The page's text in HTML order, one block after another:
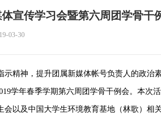
宣传学习会暨第六周团学骨干
03-30
精神，提升团属新媒体帐号负责人的政治
学年春季学期第六周团学骨干例会。本次
以及中国大学生环境教育基地（林歌）相